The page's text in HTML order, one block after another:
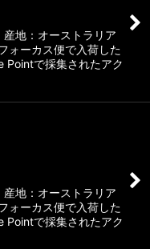
地：オーストラリア
ォーカス便で入荷した
Pointで採集されたアク
地：オーストラリア
ォーカス便で入荷した
Pointで採集されたアク